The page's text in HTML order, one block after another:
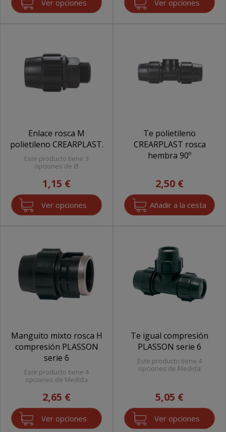
Ver opciones Ver opciones
Enlace rosca M
polietileno CREARPLAST.
Este producto tiene 3
opciones de Ø
1,15 €
Ver opciones
Te polietileno
CREARPLAST rosca
hembra 90º
2,50 €
Manguito mixto rosca H
compresión PLASSON
serie 6
Este producto tiene 4
opciones de Medida
2,65 €
Ver opciones
Te igual compresión
PLASSON serie 6
Este producto tiene 4
opciones de Medida
5,05 €
Ver opciones